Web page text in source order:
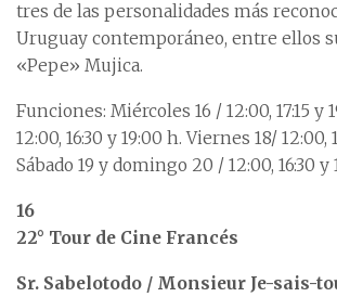
tres de las personalidades más
Uruguay contemporáneo, entre ellos
«Pepe» Mujica.
Funciones: Miércoles 16 / 12:00, 17:15 y
12:00, 16:30 y 19:00 h. Viernes 18/ 12:00,
Sábado 19 y domingo 20 / 12:00, 16:30 y
16
22° Tour de Cine Francés
Sr. Sabelotodo / Monsieur Je-sais-